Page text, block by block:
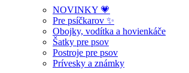
NOVINKY 💗
Pre psíčkarov ✨
Obojky, vodítka a hovienkáče
Šatky pre psov
Postroje pre psov
Prívesky a známky